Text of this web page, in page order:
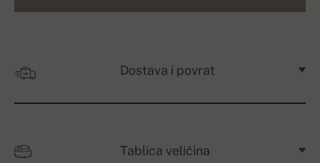
Dostava i povrat
Tablica veličina